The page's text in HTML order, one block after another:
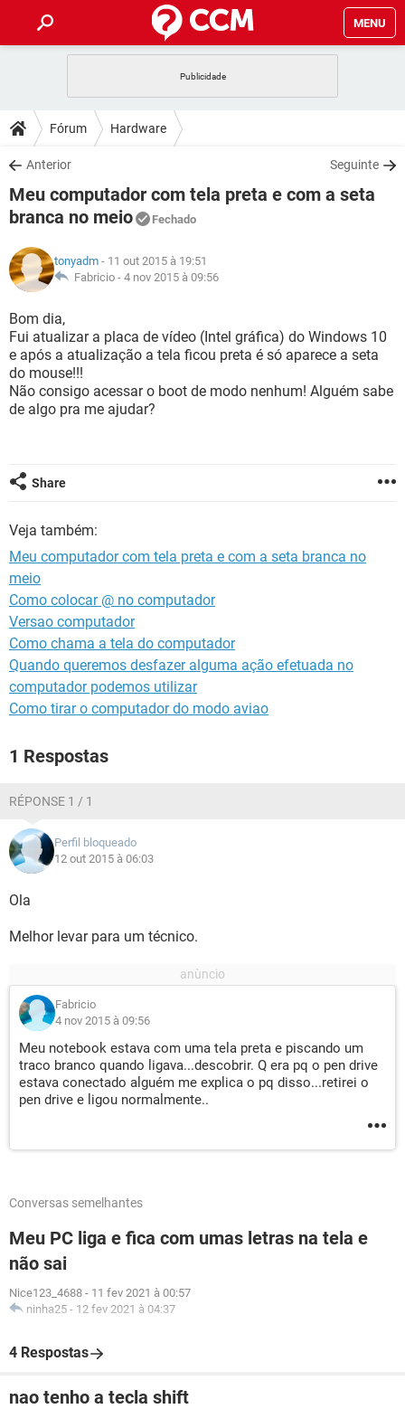
MENU
CELULAR
OUTLOOK
INSTAGRAM GMAIL
GUIA DE COMPRAS
DICAS
JOGOS
OUTLOOK
GUIA DE COMPRAS
DOWNLOADS
JOGOS WHATSAPP
CELULAR
OUTLOOK
INSTAGRAM
GUIA DE COMPRAS
FÓRUM
CELULAR FACEBOOK
INSTAGRAM GMAIL
GUIA DE COMPRAS
GLOSSÁRIO
JOGOS
CELULAR
OUTLOOK EXCEL
INSTAGRAM
GUIA DE COMPRAS
Fórum Hardware
Anterior Seguinte
Meu computador com tela preta e com a seta
branca no meio
Fechado
tonyadm - 11 out 2015 à 19:51
Fabricio - 4 nov 2015 à 09:56
Bom dia,
Fui atualizar a placa de vídeo (Intel gráfica) do Windows 10
e após a atualização a tela ficou preta é só aparece a seta
do mouse!!!
Não consigo acessar o boot de modo nenhum! Alguém sabe
de algo pra me ajudar?
Share
Veja também:
Meu computador com tela preta e com a seta branca no
meio
Como colocar @ no computador
Versao computador
Como chama a tela do computador
Quando queremos desfazer alguma ação efetuada no
computador podemos utilizar
Como tirar o computador do modo aviao
1 Respostas
RÉPONSE 1 / 1
Perfil bloqueado
12 out 2015 à 06:03
Ola
Melhor levar para um técnico.
Fabricio
4 nov 2015 à 09:56
Meu notebook estava com uma tela preta e piscando um
traco branco quando ligava...descobrir. Q era pq o pen drive
estava conectado alguém me explica o pq disso...retirei o
pen drive e ligou normalmente..
Conversas semelhantes
Meu PC liga e fica com umas letras na tela e
não sai
Nice123_4688 - 11 fev 2021 à 00:57
ninha25 - 12 fev 2021 à 04:37
4 Respostas
nao tenho a tecla shift